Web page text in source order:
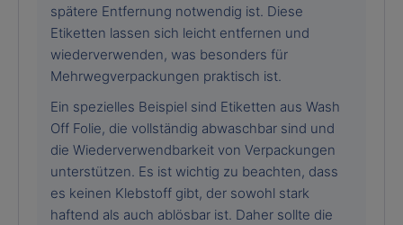
spätere Entfernung notwendig ist. Diese
Etiketten lassen sich leicht entfernen und
wiederverwenden, was besonders für
Mehrwegverpackungen praktisch ist.
Ein spezielles Beispiel sind Etiketten aus Wash
Off Folie, die vollständig abwaschbar sind und
die Wiederverwendbarkeit von Verpackungen
unterstützen. Es ist wichtig zu beachten, dass
es keinen Klebstoff gibt, der sowohl stark
haftend als auch ablösbar ist. Daher sollte die